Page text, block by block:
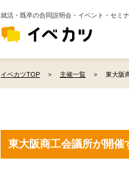
就活・既卒の合同説明会・イベント・セミ
イベカツTOP 主催一覧 東大阪
東大阪商工会議所が開催